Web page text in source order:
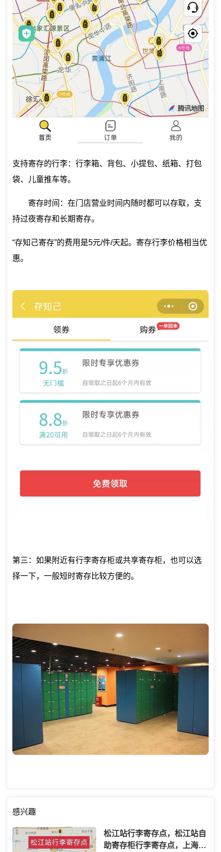
支持寄存的行李：行李箱、背包、小提包、纸箱、打包
袋、儿童推车等。
寄存时间：在门店营业时间内随时都可以存取，支
持过夜寄存和长期寄存。
“存知己寄存”的费用是5元/件/天起。寄存行李价格相当优
惠。
第三：如果附近有行李寄存柜或共享寄存柜，也可以选
择一下，一般短时寄存比较方便的。
感兴趣
松江站行李寄存点，松江站自
助寄存柜行李寄存点，上海松